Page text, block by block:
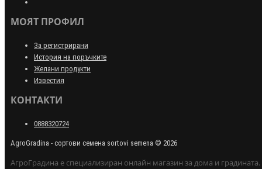
МОЯТ ПРОФИЛ
За регистрирани
История на поръчките
Желани продукти
Известия
КОНТАКТИ
0888320724
AgroGradina - сортови семена sortovi semena © 2026
АгроГрадина е специализиран онлайн магазин за дома и градината.